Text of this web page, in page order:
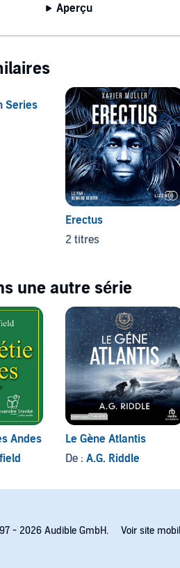
Aperçu
Series
Erectus
2 titres
une autre série
Andes
Le Gène Atlantis
De : A.G. Riddle
- 2026 Audible GmbH. Voir site